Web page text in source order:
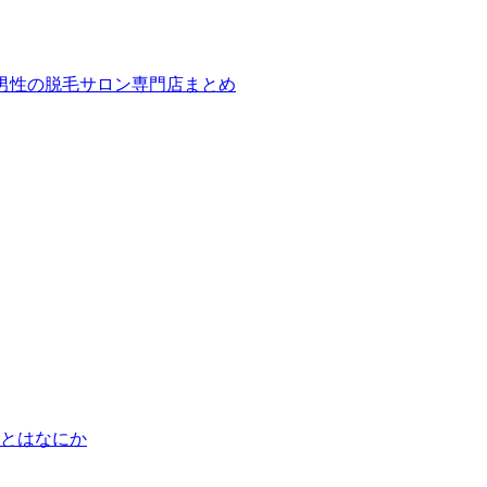
性の脱毛サロン専門店まとめ
はなにか